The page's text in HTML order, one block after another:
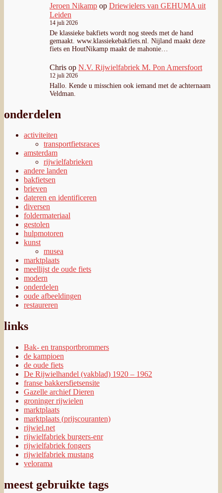
Jeroen Nikamp op Driewielers van GEHUMA uit
Leiden
14 juli 2026
De klassieke bakfiets wordt nog steeds met de hand
gemaakt. www.klassiekebakfiets.nl. Nijland maakt deze
fiets en HoutNikamp maakt de mahonie…
Chris op N.V. Rijwielfabriek M. Pon Amersfoort
12 juli 2026
Hallo. Kende u misschien ook iemand met de achternaam
Veldman.
onderdelen
activiteiten
transportfietsraces
amsterdam
rijwielfabrieken
andere landen
bakfietsen
brieven
dateren en identificeren
diversen
foldermateriaal
gestolen
hulpmotoren
kunst
musea
marktplaats
meellijst de oude fiets
modern
onderdelen
oude afbeeldingen
restaureren
links
Bak- en transportbrommers
de kampioen
de oude fiets
De Rijwielhandel (vakblad) 1920 – 1962
franse bakkersfietsensite
Gazelle archief Dieren
groninger rijwielen
marktplaats
marktplaats (prijscouranten)
rijwiel.net
rijwielfabriek burgers-enr
rijwielfabriek fongers
rijwielfabriek mustang
velorama
meest gebruikte tags